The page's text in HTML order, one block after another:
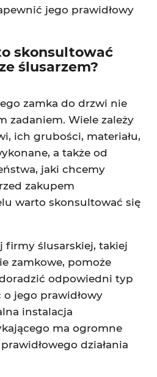
jego prawidłowy
skonsultować
ślusarzem?
zamka do drzwi nie
zadaniem. Wiele zależy
ich grubości, materiału,
a także od
jaki chcemy
zakupem
warto skonsultować się
firmy ślusarskiej, takiej
zamkowe, pomoże
odpowiedni typ
o jego prawidłowy
instalacja
ma ogromne
działania